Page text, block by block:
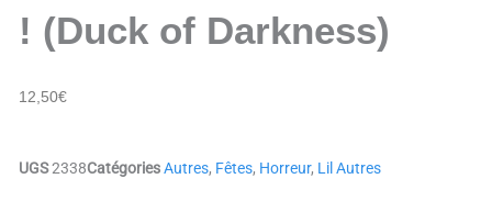
! (Duck of Darkness)
12,50€
UGS2338Catégories Autres, Fêtes, Horreur, Lil Autres